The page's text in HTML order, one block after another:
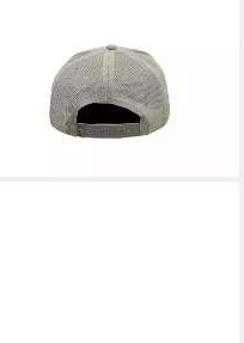
leider ausverkauft
+1